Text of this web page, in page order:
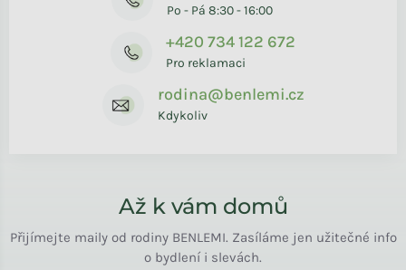
Po - Pá 8:30 - 16:00
+420 734 122 672
Pro reklamaci
rodina@benlemi.cz
Kdykoliv
Až k vám domů
Přijímejte maily od rodiny BENLEMI. Zasíláme jen užitečné info
o bydlení i slevách.